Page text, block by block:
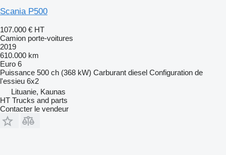
Scania P500
107.000 € HT
Camion porte-voitures
2019
610.000 km
Euro 6
Puissance 500 ch (368 kW) Carburant diesel Configuration de
l'essieu 6x2
Lituanie, Kaunas
HT Trucks and parts
Contacter le vendeur